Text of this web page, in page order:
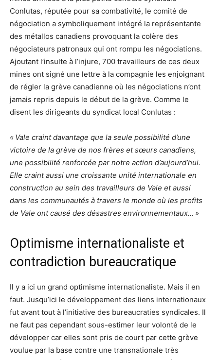
Conlutas, réputée pour sa combativité, le comité de
négociation a symboliquement intégré la représentante
des métallos canadiens provoquant la colère des
négociateurs patronaux qui ont rompu les négociations.
Ajoutant l’insulte à l’injure, 700 travailleurs de ces deux
mines ont signé une lettre à la compagnie les enjoignant
de régler la grève canadienne où les négociations n’ont
jamais repris depuis le début de la grève. Comme le
disent les dirigeants du syndicat local Conlutas :
« Vale craint davantage que la seule possibilité d’une
victoire de la grève de nos frères et sœurs canadiens,
une possibilité renforcée par notre action d’aujourd’hui.
Elle craint aussi une croissante unité internationale en
construction au sein des travailleurs de Vale et aussi
dans les communautés à travers le monde où les profits
de Vale ont causé des désastres environnementaux… »
Optimisme internationaliste et
contradiction bureaucratique
Il y a ici un grand optimisme internationaliste. Mais il en
faut. Jusqu’ici le développement des liens internationaux
fut avant tout à l’initiative des bureaucraties syndicales. Il
ne faut pas cependant sous-estimer leur volonté de le
développer car elles sont pris de court par cette grève
voulue par la base contre une transnationale très